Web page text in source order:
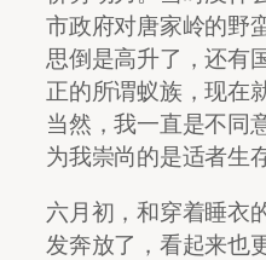
市政府对唐家岭的野
思倒是高升了，还有
正的所谓蚁族，现在
当然，我一直是不同
为我崇尚的是适者生存
六月初，和穿着睡衣
发奔放了，看起来也